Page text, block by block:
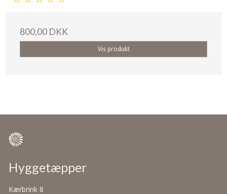
800,00 DKK
Vis produkt
Hyggetæpper
Kærbrink 8